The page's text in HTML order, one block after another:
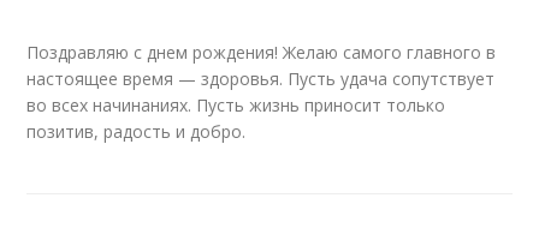
Поздравляю с днем рождения! Желаю самого главного в
настоящее время — здоровья. Пусть удача сопутствует
во всех начинаниях. Пусть жизнь приносит только
позитив, радость и добро.